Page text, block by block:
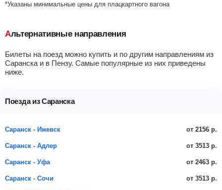
*Указаны минимальные цены для плацкартного вагона
Альтернативные направления
Билеты на поезд можно купить и по другим направлениям из
Саранска и в Пензу. Самые популярные из них приведены
ниже.
Поезда из Саранска
Саранск - Ижевск от 2156 р.
Саранск - Адлер от 3513 р.
Саранск - Уфа от 2463 р.
Саранск - Сочи от 3513 р.